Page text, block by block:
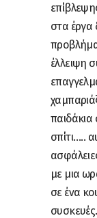
στα έργα
έλλειψη
σπίτι…..
με μια
σε ένα